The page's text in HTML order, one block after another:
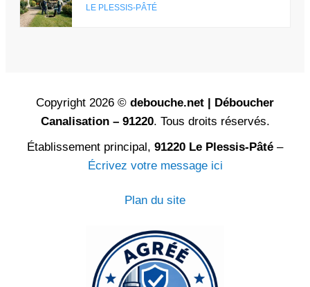
LE PLESSIS-PÂTÉ
Copyright 2026 © debouche.net | Déboucher
Canalisation – 91220. Tous droits réservés.
Établissement principal, 91220 Le Plessis-Pâté –
Écrivez votre message ici
Plan du site